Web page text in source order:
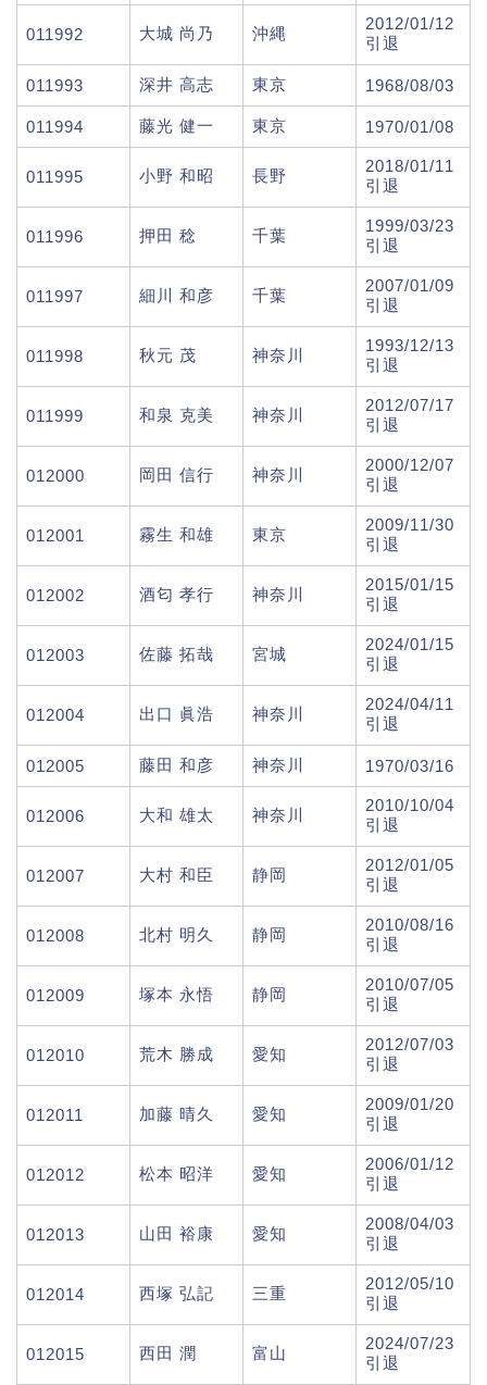
011992 大城 尚乃 沖縄
2012/01/12
引退
011993 深井 高志 東京 1968/08/03
011994 藤光 健一 東京 1970/01/08
011995 小野 和昭 長野
2018/01/11
引退
011996 押田 稔 千葉
1999/03/23
引退
011997 細川 和彦 千葉
2007/01/09
引退
011998 秋元 茂 神奈川
1993/12/13
引退
011999 和泉 克美 神奈川
2012/07/17
引退
012000 岡田 信行 神奈川
2000/12/07
引退
012001 霧生 和雄 東京
2009/11/30
引退
012002 酒匂 孝行 神奈川
2015/01/15
引退
012003 佐藤 拓哉 宮城
2024/01/15
引退
012004 出口 眞浩 神奈川
2024/04/11
引退
012005 藤田 和彦 神奈川 1970/03/16
012006 大和 雄太 神奈川
2010/10/04
引退
012007 大村 和臣 静岡
2012/01/05
引退
012008 北村 明久 静岡
2010/08/16
引退
012009 塚本 永悟 静岡
2010/07/05
引退
012010 荒木 勝成 愛知
2012/07/03
引退
012011 加藤 晴久 愛知
2009/01/20
引退
012012 松本 昭洋 愛知
2006/01/12
引退
012013 山田 裕康 愛知
2008/04/03
引退
012014 西塚 弘記 三重
2012/05/10
引退
012015 西田 潤 富山
2024/07/23
引退